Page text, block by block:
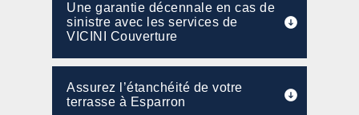
Une garantie décennale en cas de
sinistre avec les services de
VICINI Couverture
Assurez l’étanchéité de votre
terrasse à Esparron